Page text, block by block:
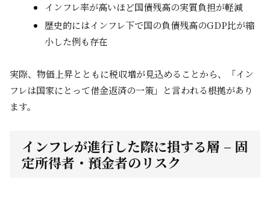
インフレ率が高いほど国債残高の実質負担が軽減
歴史的にはインフレ下で国の負債残高のGDP比が縮
小した例も存在
実際、物価上昇とともに税収増が見込めることから、「イン
フレは国家にとって借金返済の一策」と言われる根拠があり
ます。
インフレが進行した際に損する層 – 固
定所得者・預金者のリスク